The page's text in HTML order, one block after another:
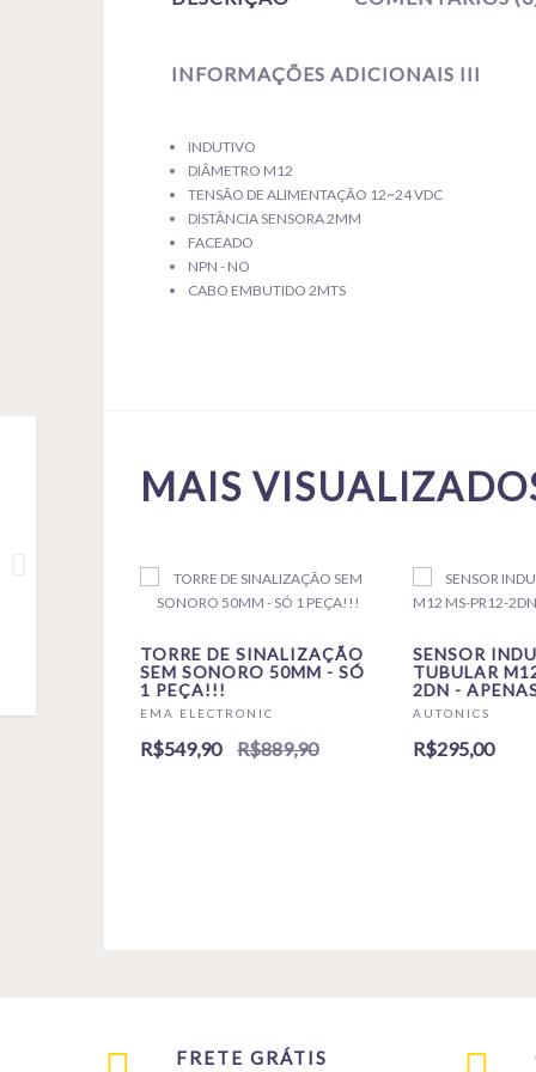
INFORMAÇÕES ADICIONAIS III
INDUTIVO
DIÂMETRO M12
TENSÃO DE ALIMENTAÇÃO 12~24 VDC
DISTÂNCIA SENSORA 2MM
FACEADO
NPN - NO
CABO EMBUTIDO 2MTS
MAIS
TORRE DE SINALIZAÇÃO
SEM SONORO 50MM - SÓ
1 PEÇA!!!
EMA ELECTRONIC
R$549,90 R$889,90
SENSOR
TUBULAR
2DN -
AUTONICS
R$295,00
FRETE GRÁTIS